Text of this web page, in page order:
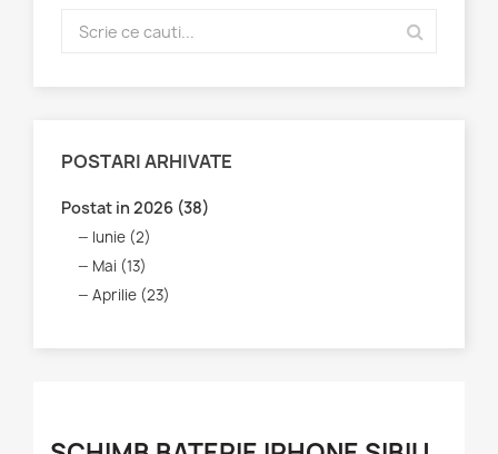
POSTARI ARHIVATE
Postat in 2026 (38)
Iunie (2)
Mai (13)
Aprilie (23)